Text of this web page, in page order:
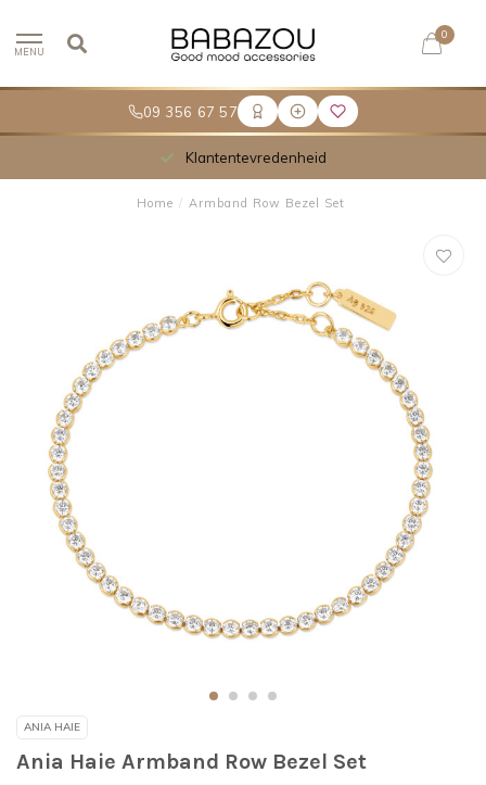
09 356 67 57
MENU
0
Klantentevredenheid
Home / Armband Row Bezel Set
ANIA HAIE
Ania Haie Armband Row Bezel Set